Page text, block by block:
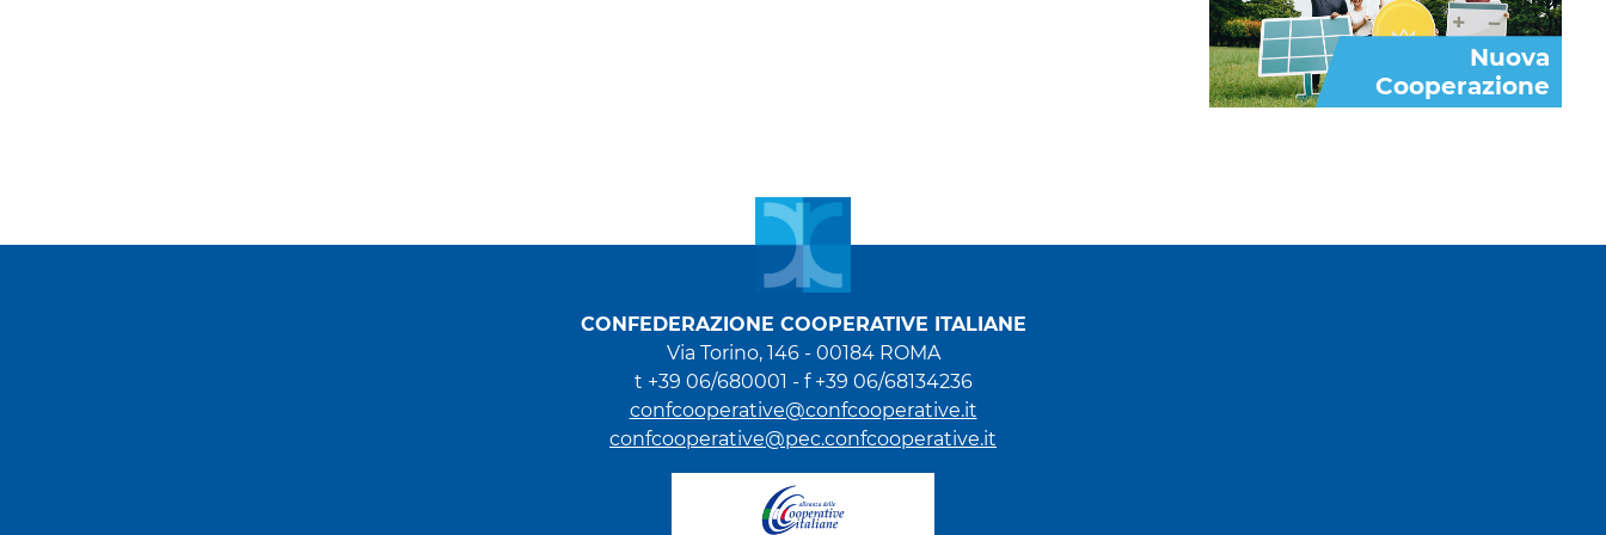
Nuova
Cooperazione
CONFEDERAZIONE COOPERATIVE ITALIANE
Via Torino, 146 - 00184 ROMA
t +39 06/680001 - f +39 06/68134236
confcooperative@confcooperative.it
confcooperative@pec.confcooperative.it